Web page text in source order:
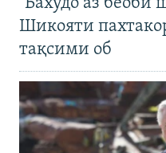
Шикояти
тақсими об